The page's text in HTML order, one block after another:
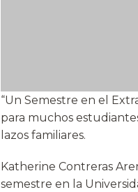
“Un Semestre en el
para muchos
lazos familiares.
Katherine Contreras
semestre en la